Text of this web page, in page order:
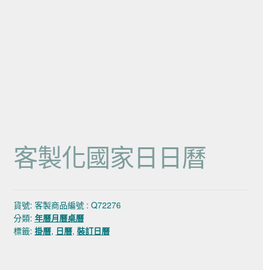
客製化國家日日曆
貨號: 客製商品編號 : Q72276
分類: 年曆月曆桌曆
標籤: 掛曆, 日曆, 裝訂日曆